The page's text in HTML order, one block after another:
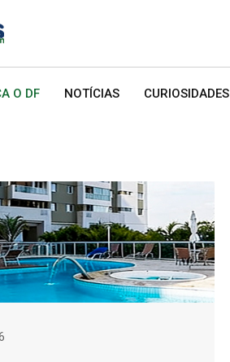
O DF NOTÍCIAS CURIOSIDADES